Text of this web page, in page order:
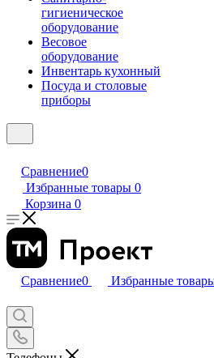
гигиеническое
оборудование
Весовое
оборудование
Инвентарь кухонный
Посуда и столовые
приборы
Сравнение0
Избранные товары 0
Корзина 0
Сравнение0 Избранные